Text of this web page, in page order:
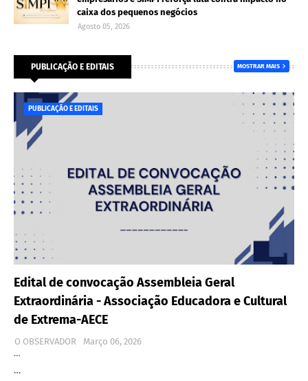
caixa dos pequenos negócios
Agosto 05, 2026
PUBLICAÇÃO E EDITAIS MOSTRAR MAIS
PUBLICAÇÃO E EDITAIS
Edital de convocação Assembleia Geral
Extraordinária - Associação Educadora e Cultural
de Extrema-AECE
O OBSERVADOR
Março 06, 2026
…
…